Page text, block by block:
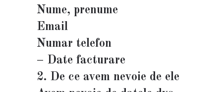
Nume, prenume
Email
Numar telefon
– Date facturare
2. De ce avem nevoie de ele